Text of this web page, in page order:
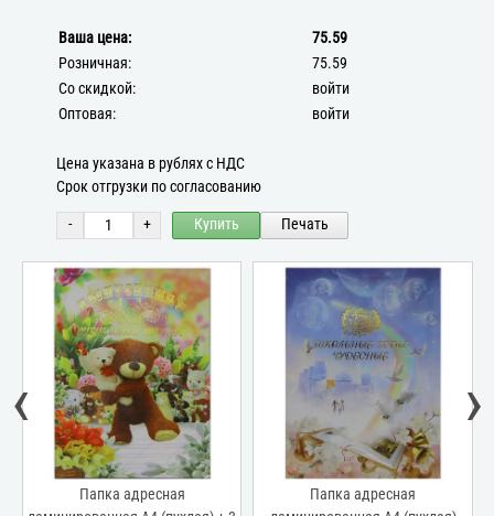
Ваша цена:
75.59
Розничная:
75.59
Со скидкой:
войти
Оптовая:
войти
Цена указана в рублях с НДС
Срок отгрузки по согласованию
- + Купить Печать
Папка адресная
Папка адресная
‹ ›